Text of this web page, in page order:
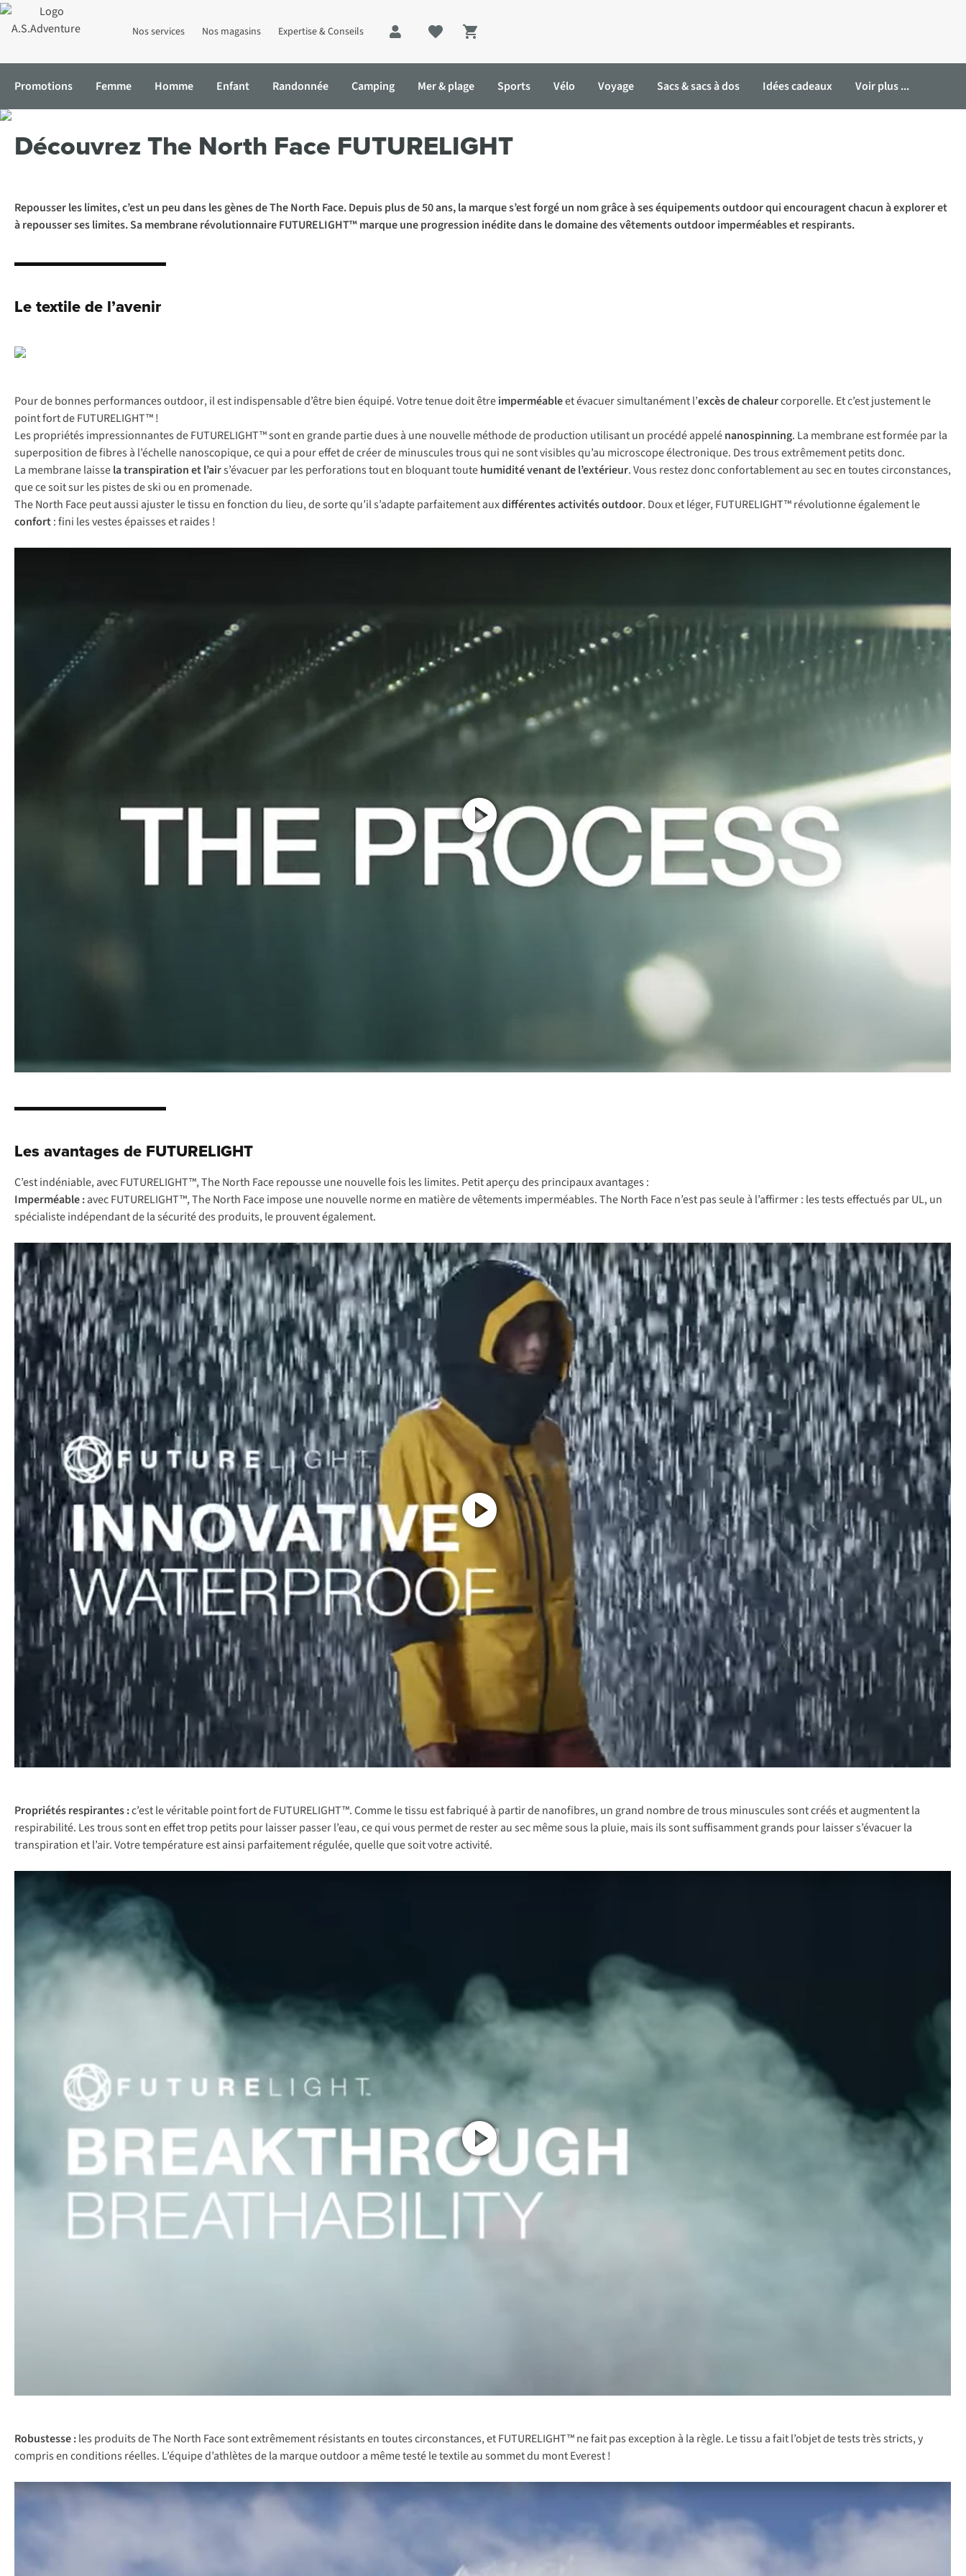
Nos services Nos magasins Expertise & Conseils
Shopping cart
Promotions Femme Homme Enfant Randonnée Camping Mer & plage Sports Vélo Voyage Sacs & sacs à dos Idées cadeaux Voir plus ...
Accueil
Découvrez The North Face FUTURELIGHT
Repousser les limites, c’est un peu dans les gènes de The North Face. Depuis plus de 50 ans, la marque s’est forgé un nom grâce à ses équipements outdoor qui encouragent chacun à explorer et
à repousser ses limites. Sa membrane révolutionnaire FUTURELIGHT™ marque une progression inédite dans le domaine des vêtements outdoor imperméables et respirants.
Le textile de l’avenir
Pour de bonnes performances outdoor,il est indispensable d’être bien équipé. Votre tenue doit êtreimperméableet évacuer simultanément l’excès de chaleurcorporelle. Et c’est justement le
point fort de FUTURELIGHT™ !
Les propriétés impressionnantes de FUTURELIGHT™ sont en grande partie dues à une nouvelle méthode de production utilisant un procédé appelénanospinning. La membrane est formée par la
superposition de fibres à l’échelle nanoscopique, ce qui a pour effet de créer de minuscules trous qui ne sont visibles qu’au microscope électronique. Des trous extrêmement petits donc.
La membrane laissela transpiration et l’airs’évacuer par les perforations tout en bloquant toutehumidité venant de l’extérieur. Vous restez donc confortablement au sec en toutes circonstances,
que ce soit sur les pistes de ski ou en promenade.
The North Face peut aussi ajuster le tissu en fonction du lieu, de sorte qu’il s’adapte parfaitement auxdifférentes activités outdoor. Doux et léger, FUTURELIGHT™ révolutionne également le
confort: fini les vestes épaisses et raides !
Les avantages de FUTURELIGHT
C’est indéniable, avec FUTURELIGHT™, The North Face repousse une nouvelle fois les limites. Petit aperçu des principaux avantages :
Imperméable :avec FUTURELIGHT™, The North Face impose une nouvelle norme en matière de vêtements imperméables. The North Face n’est pas seule à l’affirmer : les tests effectués par UL, un
spécialiste indépendant de la sécurité des produits,le prouvent également.
Propriétés respirantes :c’est le véritable point fort de FUTURELIGHT™. Comme le tissu est fabriqué à partir de nanofibres, un grand nombre de trous minuscules sont créés et augmentent la
respirabilité. Les trous sont en effet trop petits pour laisser passer l’eau, ce qui vous permet de rester au sec même sous la pluie, mais ils sont suffisamment grands pour laisser s’évacuer la
transpiration et l’air. Votre température est ainsi parfaitement régulée, quelle que soit votre activité.
Robustesse :les produits de The North Face sont extrêmement résistants en toutes circonstances, et FUTURELIGHT™ ne fait pas exception à la règle. Le tissu a fait l’objet de tests très stricts, y
compris en conditions réelles. L’équipe d’athlètes de la marque outdoor a même testé le textile au sommet du mont Everest !